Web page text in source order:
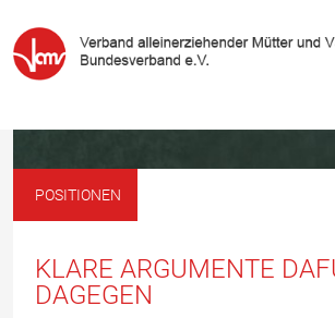
POSITIONEN
KLARE ARGUMENTE
DAGEGEN